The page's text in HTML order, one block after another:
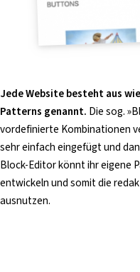
Jede Website besteht aus
Patterns genannt. Die sog.
vordefinierte Kombinationen
sehr einfach eingefügt und
Block-Editor könnt ihr eigene
entwickeln und somit die
ausnutzen.